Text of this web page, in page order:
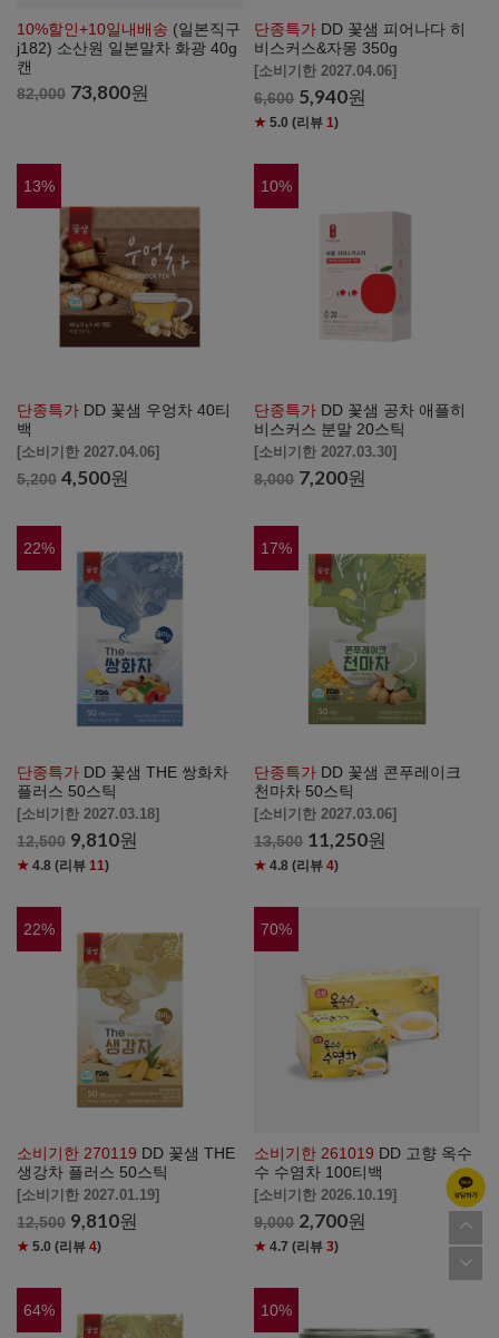
10%할인+10일내배송 (일본직구
j182) 소산원 일본말차 화광 40g
캔
82,000 73,800원
단종특가 DD 꽃샘 피어나다 히
비스커스&자몽 350g
[소비기한 2027.04.06]
6,600 5,940원
★ 5.0 (리뷰1)
13%
단종특가 DD 꽃샘 우엉차 40티
백
[소비기한 2027.04.06]
5,200 4,500원
10%
단종특가 DD 꽃샘 공차 애플히
비스커스 분말 20스틱
[소비기한 2027.03.30]
8,000 7,200원
22%
단종특가 DD 꽃샘 THE 쌍화차
플러스 50스틱
[소비기한 2027.03.18]
12,500 9,810원
★ 4.8 (리뷰 11)
17%
단종특가 DD 꽃샘 콘푸레이크
천마차 50스틱
[소비기한 2027.03.06]
13,500 11,250원
★ 4.8 (리뷰4)
22%
소비기한 270119 DD 꽃샘 THE
생강차 플러스 50스틱
[소비기한 2027.01.19]
12,500 9,810원
★ 5.0 (리뷰 4)
70%
소비기한 261019 DD 고향 옥수
수 수염차 100티백
[소비기한 2026.10.19]
9,000 2,700원
★ 4.7 (리뷰3)
64% 10%